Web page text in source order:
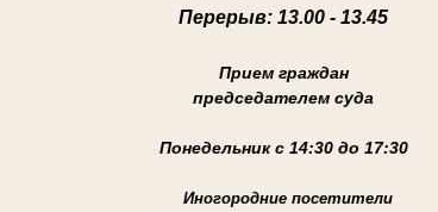
Перерыв: 13.00 - 13.45
Прием граждан
председателем суда
Понедельник с 14:30 до 17:30
Иногородние посетители